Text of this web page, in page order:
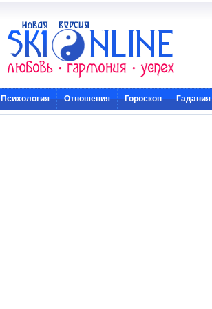
Психология Отношения Гороскоп Гадания